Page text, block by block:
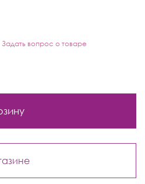
Задать вопрос о товаре